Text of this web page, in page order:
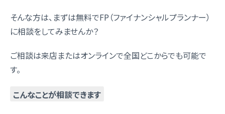
そんな方は、まずは無料でFP（ファイナンシャルプランナー）
に相談をしてみませんか？
ご相談は来店またはオンラインで全国どこからでも可能で
す。
こんなことが相談できます